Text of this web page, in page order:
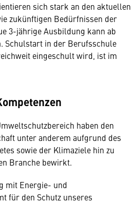
sich stark an den aktuellen
zukünftigen Bedürfnissen der
3-jährige Ausbildung kann ab
Schulstart in der Berufsschule
eingeschult wird, ist im
haben den
unter anderem aufgrund des
sowie der Klimaziele hin zu
Branche bewirkt.
mit Energie- und
für den Schutz unseres